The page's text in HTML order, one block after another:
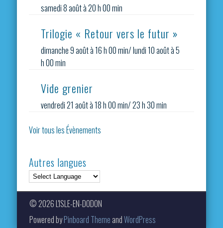
samedi 8 août à 20 h 00 min
Trilogie « Retour vers le futur »
dimanche 9 août à 16 h 00 min/lundi 10 août à 5
h 00 min
Vide grenier
vendredi 21 août à 18 h 00 min/23 h 30 min
Voir tous les Évènements
Autres langues
© 2026 L'ISLE-EN-DODON
Powered byPinboard Theme andWordPress